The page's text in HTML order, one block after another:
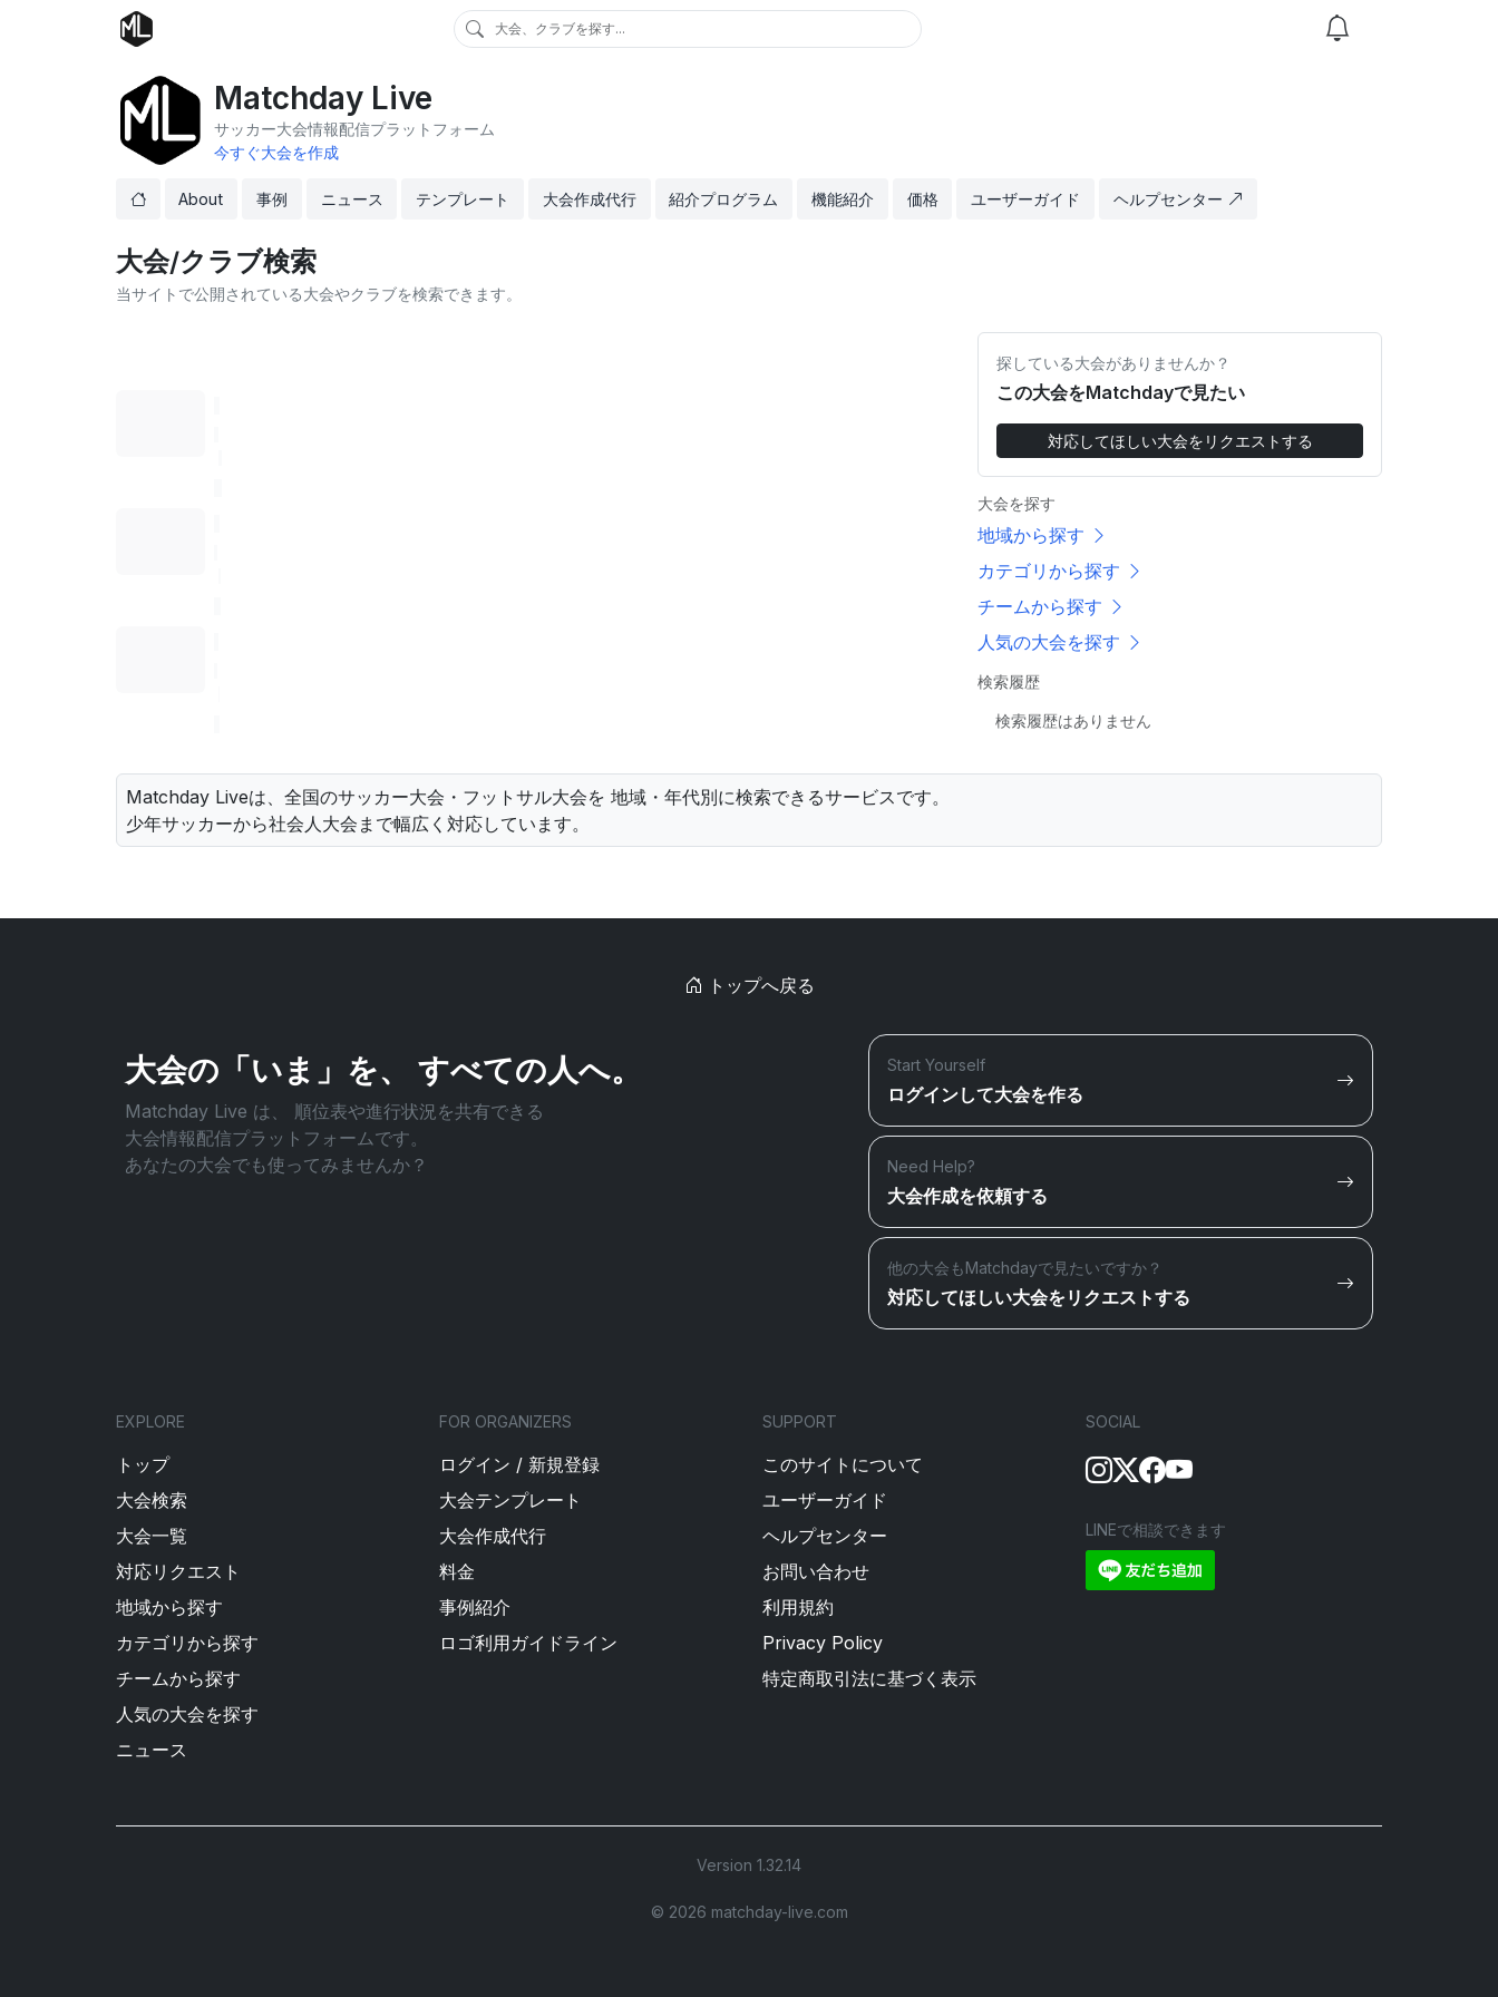
大会、クラブを探す...
Matchday Live
サッカー大会情報配信プラットフォーム
今すぐ大会を作成
About 事例 ニュース テンプレート 大会作成代行 紹介プログラム 機能紹介 価格 ユーザーガイド ヘルプセンター
大会/クラブ検索
当サイトで公開されている大会やクラブを検索できます。
探している大会がありませんか？
この大会をMatchdayで見たい
対応してほしい大会をリクエストする
大会を探す
地域から探す
カテゴリから探す
チームから探す
人気の大会を探す
検索履歴
検索履歴はありません
Matchday Liveは、全国のサッカー大会・フットサル大会を 地域・年代別に検索できるサービスです。
少年サッカーから社会人大会まで幅広く対応しています。
トップへ戻る
大会の「いま」を、 すべての人へ。
Matchday Live は、 順位表や進行状況を共有できる
大会情報配信プラットフォームです。
あなたの大会でも使ってみませんか？
Start Yourself
ログインして大会を作る
Need Help?
大会作成を依頼する
他の大会もMatchdayで見たいですか？
対応してほしい大会をリクエストする
EXPLORE
トップ
大会検索
大会一覧
対応リクエスト
地域から探す
カテゴリから探す
チームから探す
人気の大会を探す
ニュース
FOR ORGANIZERS
ログイン / 新規登録
大会テンプレート
大会作成代行
料金
事例紹介
ロゴ利用ガイドライン
SUPPORT
このサイトについて
ユーザーガイド
ヘルプセンター
お問い合わせ
利用規約
Privacy Policy
特定商取引法に基づく表示
SOCIAL
LINEで相談できます
Version 1.32.14
©︎ 2026 matchday-live.com